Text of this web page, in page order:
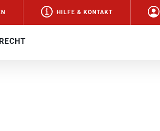
HILFE & KONTAKT